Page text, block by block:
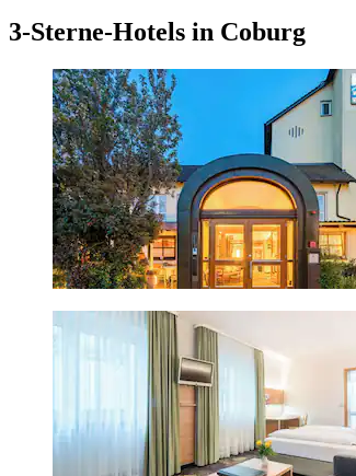
3-Sterne-Hotels in Coburg